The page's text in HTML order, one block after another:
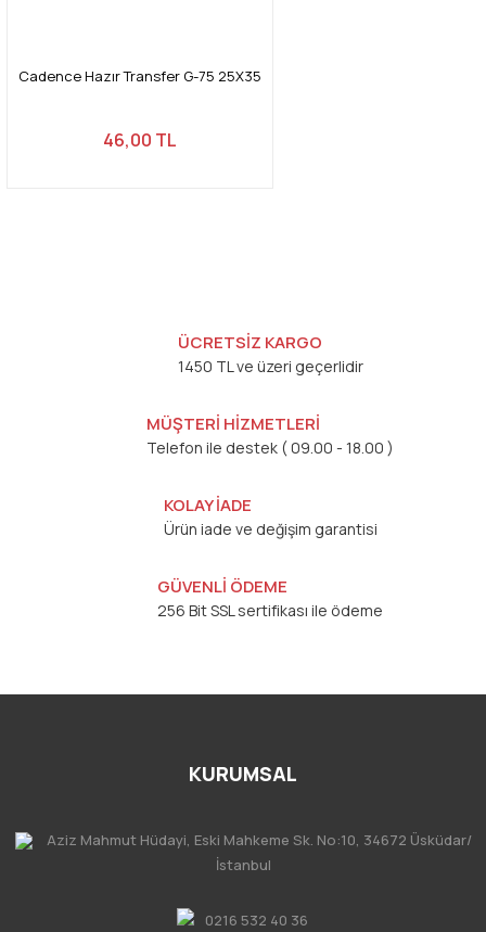
Cadence Hazır Transfer G-75 25X35
46,00 TL
ÜCRETSİZ KARGO
1450 TL ve üzeri geçerlidir
MÜŞTERİ HİZMETLERİ
Telefon ile destek ( 09.00 - 18.00 )
KOLAY İADE
Ürün iade ve değişim garantisi
GÜVENLİ ÖDEME
256 Bit SSL sertifikası ile ödeme
KURUMSAL
Aziz Mahmut Hüdayi, Eski Mahkeme Sk. No:10, 34672 Üsküdar/
İstanbul
0216 532 40 36